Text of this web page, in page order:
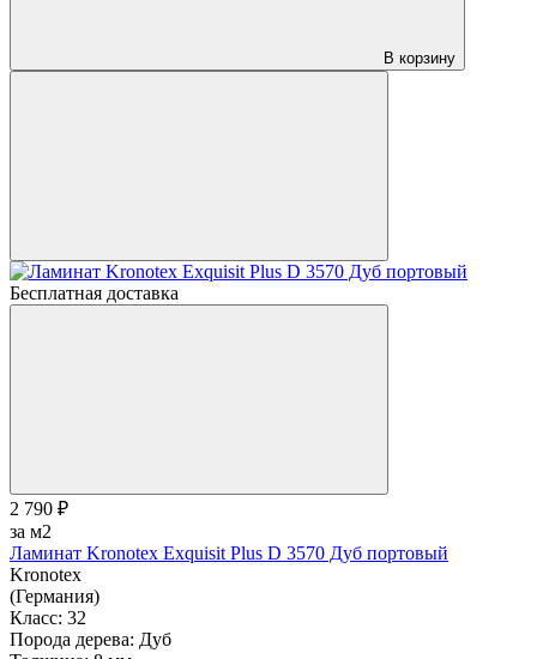
В корзину
Бесплатная доставка
2 790 ₽
за м2
Ламинат Kronotex Exquisit Plus D 3570 Дуб портовый
Kronotex
(Германия)
Класс: 32
Порода дерева: Дуб